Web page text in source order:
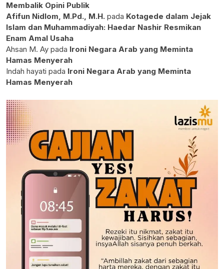
Membalik Opini Publik
Afifun Nidlom, M.Pd., M.H. pada Kotagede dalam Jejak
Islam dan Muhammadiyah: Haedar Nashir Resmikan
Enam Amal Usaha
Ahsan M. Ay pada Ironi Negara Arab yang Meminta
Hamas Menyerah
Indah hayati pada Ironi Negara Arab yang Meminta
Hamas Menyerah